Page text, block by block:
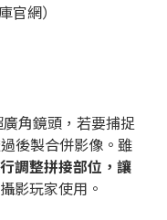
官網）
角鏡頭，若要捕捉
後製合併影像。雖
調整拼接部位，讓
影玩家使用。